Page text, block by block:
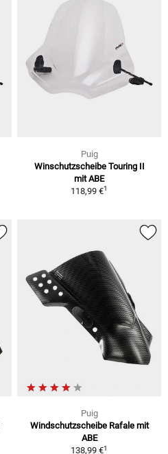
Puig
Winschutzscheibe Touring II
mit ABE
118,99 €1
Puig
Windschutzscheibe Rafale mit
ABE
138,99 €1